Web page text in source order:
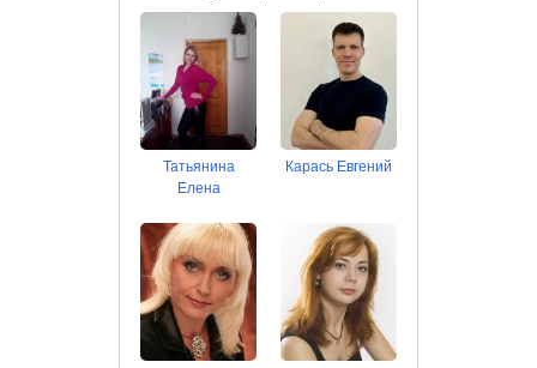
Татьянина
Елена
Карась Евгений